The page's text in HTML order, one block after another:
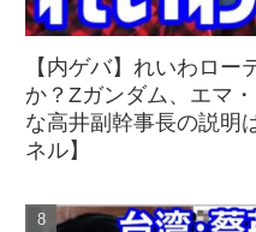
【内ゲバ】れいわロー
か？Zガンダム、エマ
な高井副幹事長の説明
ネル】